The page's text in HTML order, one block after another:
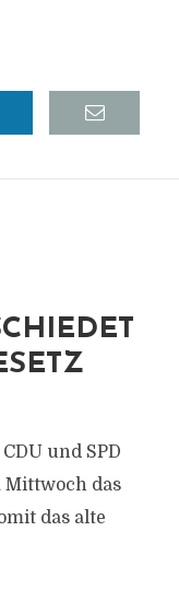
und SPD
Mittwoch das
das alte